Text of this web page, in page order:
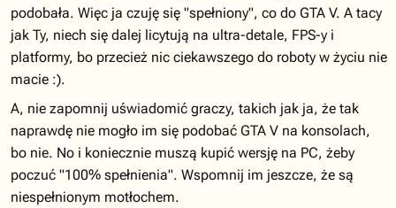
podobała. Więc ja czuję się "spełniony", co do GTA V. A tacy
jak Ty, niech się dalej licytują na ultra-detale, FPS-y i
platformy, bo przecież nic ciekawszego do roboty w życiu nie
macie :).
A, nie zapomnij uświadomić graczy, takich jak ja, że tak
naprawdę nie mogło im się podobać GTA V na konsolach,
bo nie. No i koniecznie muszą kupić wersję na PC, żeby
poczuć "100% spełnienia". Wspomnij im jeszcze, że są
niespełnionym motłochem.